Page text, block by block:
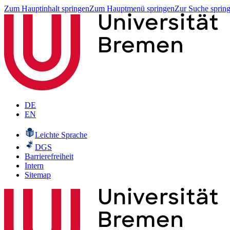
Zum Hauptinhalt springenZum Hauptmenü springenZur Suche
DE
EN
Leichte Sprache
DGS
Barrierefreiheit
Intern
Sitemap